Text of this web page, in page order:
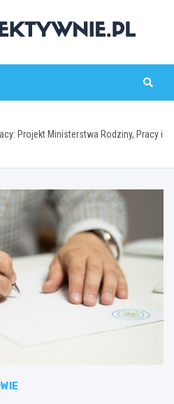
Projekt Ministerstwa Rodziny, Pracy i